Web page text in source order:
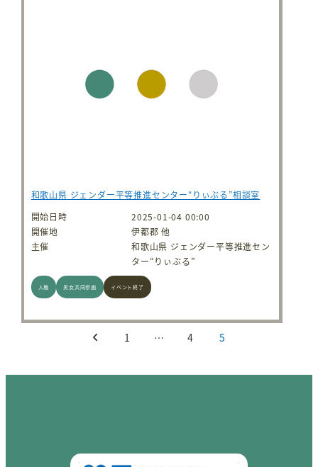
和歌山県 ジェンダー平等推進センター“りぃぶる”相談室
開始日時
2025-01-04 00:00
開催地
伊都郡 他
主催
和歌山県 ジェンダー平等推進セン
ター“りぃぶる”
人権 男女共同参画 イベント終了
投稿のページ送り
1 … 4 5